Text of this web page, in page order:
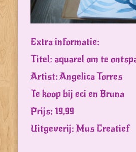
Extra informatie:
Titel: aquarel om te
Artist: Angelica Torres
Te koop bij eci en Bruna
Prijs: 19,99
Uitgeverij: Mus Creatief